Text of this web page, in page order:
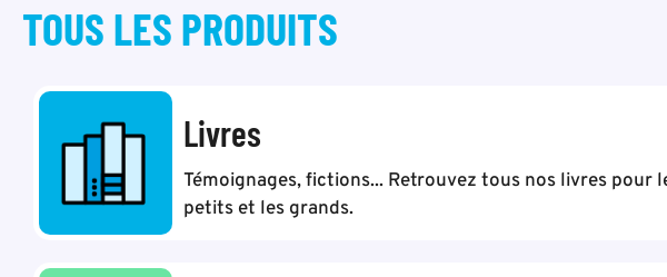
TOUS LES PRODUITS
Livres
Témoignages, fictions... Retrouvez tous nos livres pour
petits et les grands.